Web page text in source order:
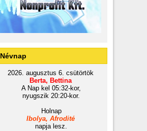
Névnap
2026. augusztus 6. csütörtök
Berta, Bettina
A Nap kel 05:32-kor,
nyugszik 20:20-kor.
Holnap
Ibolya, Afrodité
napja lesz.